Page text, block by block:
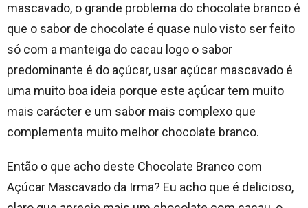
mascavado, o grande problema do chocolate branco é
que o sabor de chocolate é quase nulo visto ser feito
só com a manteiga do cacau logo o sabor
predominante é do açúcar, usar açúcar mascavado é
uma muito boa ideia porque este açúcar tem muito
mais carácter e um sabor mais complexo que
complementa muito melhor chocolate branco.
Então o que acho deste Chocolate Branco com
Açúcar Mascavado da Irma? Eu acho que é delicioso,